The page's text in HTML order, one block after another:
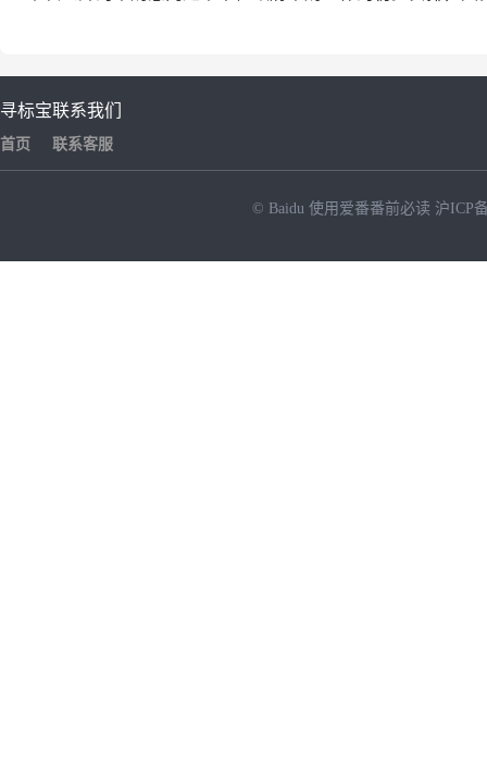
寻标宝
首页
联系我们
联系客服
© Baidu 使用爱番番前必读 沪ICP